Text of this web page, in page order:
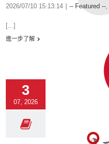
2026/07/10 15:13:14 -- Featured --,
[...]
進一步了解
3
07, 2026